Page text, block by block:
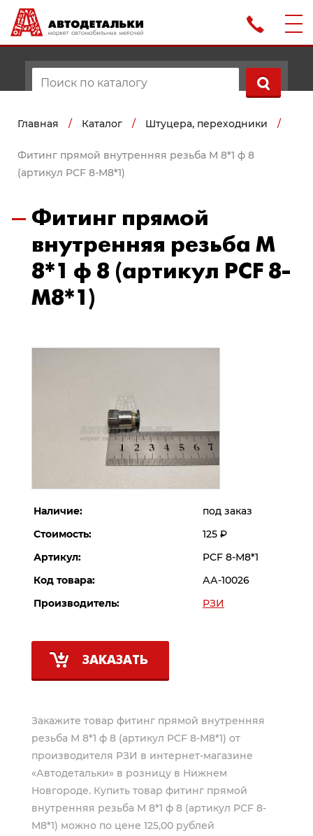
Главная / Каталог / Штуцера, переходники /
Фитинг прямой внутренняя резьба М 8*1 ф 8
(артикул PCF 8-М8*1)
Фитинг прямой
внутренняя резьба М
8*1 ф 8 (артикул PCF 8-
М8*1)
Наличие:
под заказ
Стоимость:
125 Р
Артикул:
PCF 8-М8*1
Код товара:
АА-10026
Производитель:
РЗИ
ЗАКАЗАТЬ
Закажите товар фитинг прямой внутренняя
резьба М 8*1 ф 8 (артикул PCF 8-М8*1) от
производителя РЗИ в интернет-магазине
«Автодетальки» в розницу в Нижнем
Новгороде. Купить товар фитинг прямой
внутренняя резьба М 8*1 ф 8 (артикул PCF 8-
М8*1) можно по цене 125,00 рублей